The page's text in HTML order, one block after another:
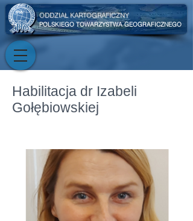
ODDZIAŁ KARTOGRAFICZNY
POLSKIEGO TOWARZYSTWA GEOGRAFICZNEGO
Habilitacja dr Izabeli
Gołębiowskiej